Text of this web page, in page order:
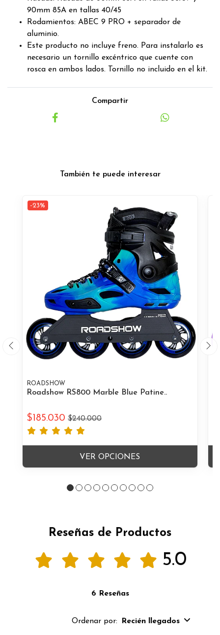
90mm 85A en tallas 40/45
Rodamientos: ABEC 9 PRO + separador de
aluminio.
Este producto no incluye freno. Para instalarlo es
necesario un tornillo excéntrico que cuente con
rosca en ambos lados. Tornillo no incluido en el kit.
Compartir
También te puede interesar
-23%
ROADSHOW
Roadshow RS800 Marble Blue Patine..
$185.030 $240.000
VER OPCIONES
Reseñas de Productos
5.0
6 Reseñas
Ordenar por: Recién llegados